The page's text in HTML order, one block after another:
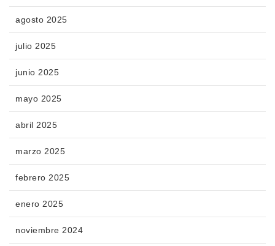
agosto 2025
julio 2025
junio 2025
mayo 2025
abril 2025
marzo 2025
febrero 2025
enero 2025
noviembre 2024